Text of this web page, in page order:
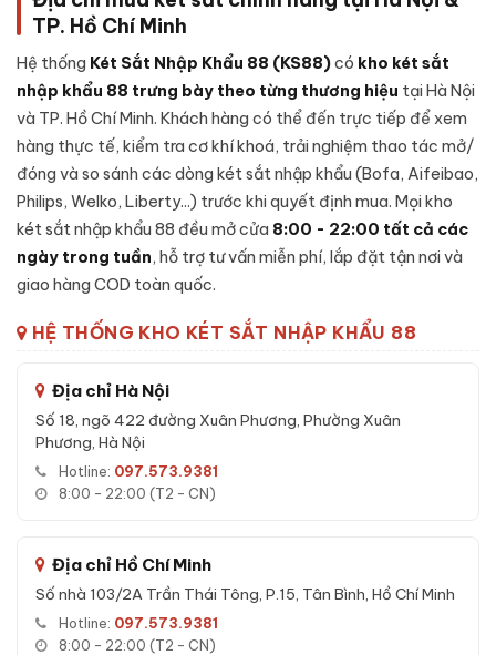
- Cánh cửa thép đặc dày 12mm, 4 chốt khóa thép Φ22mm
khóa đa điểm 4 hướng.
- Bản lề cửa giấu kín bên trong thân két.
- Khoang chứa lót nội thất nỉ cao cấp, chia 3 khoang chính + 1
khoang bí mật + 1 ngăn kéo có khóa phụ.
- Đèn LED tự sáng khi mở cửa, cảm biến rung 3 trục báo động.
Đặc tính kỹ thuật Két sắt nhập khẩu Bofa
BJ-80LJ 5 phương thức mở khóa Face ID
App
Trọng lượng: 105 kg
Kích thước ngoài (CxRxS):800 x 490 x 440 mm
Loại khóa:Face ID + vân tay + điện tử + cơ + App Tuya
SmartPhone
Hệ thống báo động:
Báo trộm + báo sai mật mã (kép)
Độ dày thép cửa:12 mm
Chốt khóa:4 chốt Φ22mm
Màu sắc:Ghi xám
TP. Hồ Chí Minh
Hệ thống Két Sắt Nhập Khẩu 88 (KS88)có kho két sắt
nhập khẩu 88 trưng bày theo từng thương hiệu tại Hà Nội
và TP. Hồ Chí Minh. Khách hàng có thể đến trực tiếp để xem
hàng thực tế, kiểm tra cơ khí khoá, trải nghiệm thao tác mở/
đóng và so sánh các dòng két sắt nhập khẩu (Bofa, Aifeibao,
Philips, Welko, Liberty...) trước khi quyết định mua. Mọi kho
két sắt nhập khẩu 88 đều mở cửa 8:00 - 22:00 tất cả các
ngày trong tuần, hỗ trợ tư vấn miễn phí, lắp đặt tận nơi và
giao hàng COD toàn quốc.
HỆ THỐNG KHO KÉT SẮT NHẬP KHẨU 88
Địa chỉ Hà Nội
Số 18, ngõ 422 đường Xuân Phương, Phường Xuân
Phương, Hà Nội
Hotline: 097.573.9381
8:00 - 22:00 (T2 - CN)
Địa chỉ Hồ Chí Minh
Số nhà 103/2A Trần Thái Tông, P.15, Tân Bình, Hồ Chí Minh
Hotline: 097.573.9381
8:00 - 22:00 (T2 - CN)